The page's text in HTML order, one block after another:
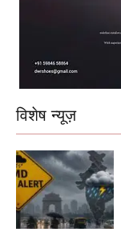
विशेष न्यूज़